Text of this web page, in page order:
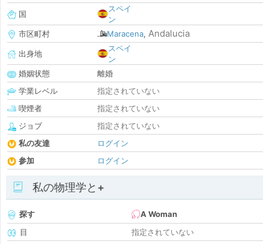
国
スペイ
ン
市区町村
Maracena, Andalucia
出身地
スペイ
ン
婚姻状態
離婚
学業レベル
指定されていない
喫煙者
指定されていない
ジョブ
指定されていない
私の友達
ログイン
参加
ログイン
私の物理学と+
探す
A Woman
目
指定されていない